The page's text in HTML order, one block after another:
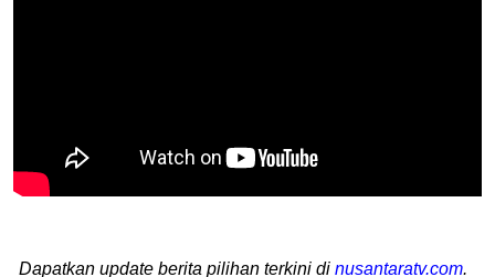
Dapatkan update berita pilihan terkini di nusantaratv.com.